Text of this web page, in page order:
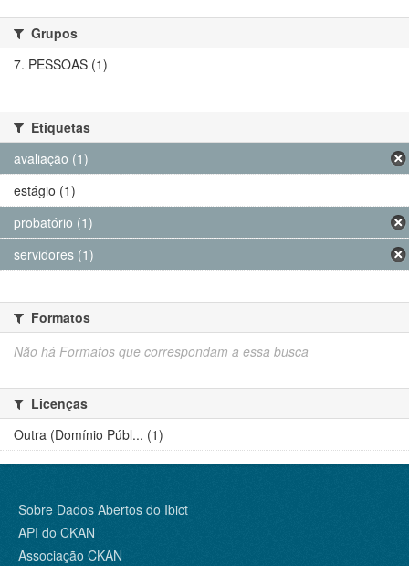
Grupos
7. PESSOAS (1)
Etiquetas
avaliação (1)
estágio (1)
probatório (1)
servidores (1)
Formatos
Não há Formatos que correspondam a essa busca
Licenças
Outra (Domínio Públ... (1)
Sobre Dados Abertos do Ibict
API do CKAN
Associação CKAN